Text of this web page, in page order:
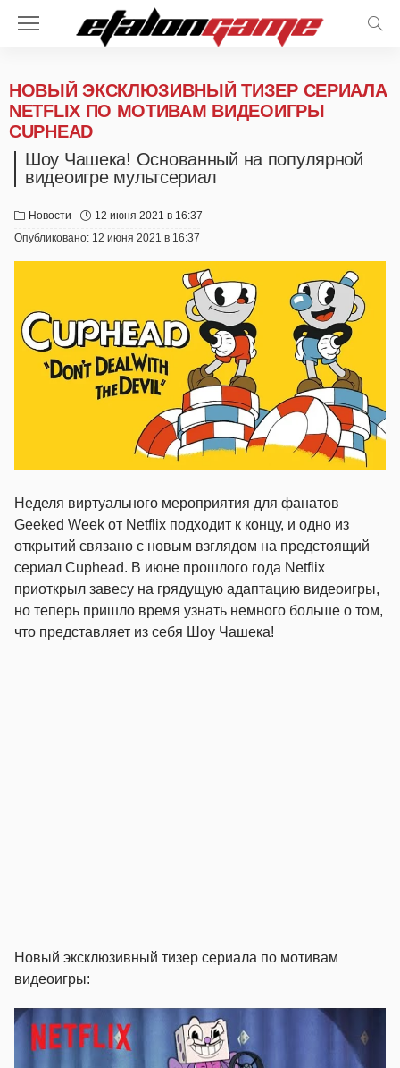
НОВЫЙ ЭКСКЛЮЗИВНЫЙ ТИЗЕР СЕРИАЛА
NETFLIX ПО МОТИВАМ ВИДЕОИГРЫ
CUPHEAD
Шоу Чашека! Основанный на популярной
видеоигре мультсериал
Новости
12 июня 2021 в 16:37
Опубликовано: 12 июня 2021 в 16:37
Неделя виртуального мероприятия для фанатов
Geeked Week от Netflix подходит к концу, и одно из
открытий связано с новым взглядом на предстоящий
сериал Cuphead. В июне прошлого года Netflix
приоткрыл завесу на грядущую адаптацию видеоигры,
но теперь пришло время узнать немного больше о том,
что представляет из себя Шоу Чашека!
Новый эксклюзивный тизер сериала по мотивам
видеоигры: